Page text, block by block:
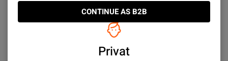
CONTINUE AS B2B
Privat